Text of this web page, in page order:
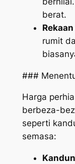
berat.
rumit
###
Harga
berbeza-
seperti
semasa: